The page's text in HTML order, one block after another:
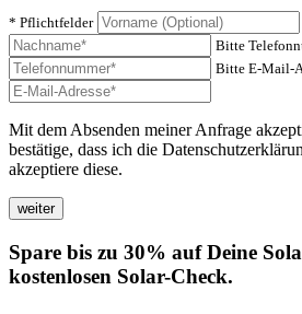
* Pflichtfelder
Bitte
Bitte E-Mail-
Mit dem Absenden meiner Anfrage
bestätige, dass ich die
akzeptiere diese.
Spare bis zu 30% auf Deine
kostenlosen Solar-Check.